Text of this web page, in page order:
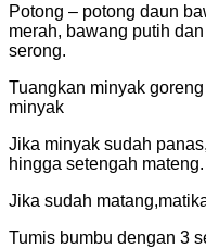
Potong – potong daun
merah, bawang putih
serong.
Tuangkan minyak
minyak
Jika minyak sudah
hingga setengah mateng.
Jika sudah
Tumis bumbu dengan 3